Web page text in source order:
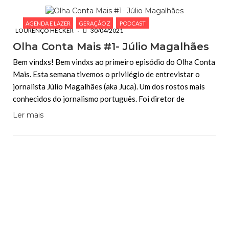
AGENDA E LAZER GERAÇÃO Z PODCAST
LOURENÇO HECKER 30/04/2021
Olha Conta Mais #1- Júlio Magalhães
Bem vindxs! Bem vindxs ao primeiro episódio do Olha Conta
Mais. Esta semana tivemos o privilégio de entrevistar o
jornalista Júlio Magalhães (aka Juca). Um dos rostos mais
conhecidos do jornalismo português. Foi diretor de
Ler mais